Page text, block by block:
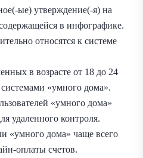
ые) утверждение(-я) на
в инфографике.
относятся к системе
в возрасте от 18 до 24
«умного дома».
«умного дома»
удаленного контроля.
«умного дома» чаще всего
оплаты счетов.